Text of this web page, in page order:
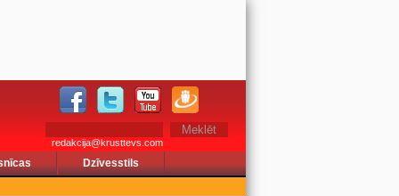
redakcija@krusttevs.com
Dzīvesstils